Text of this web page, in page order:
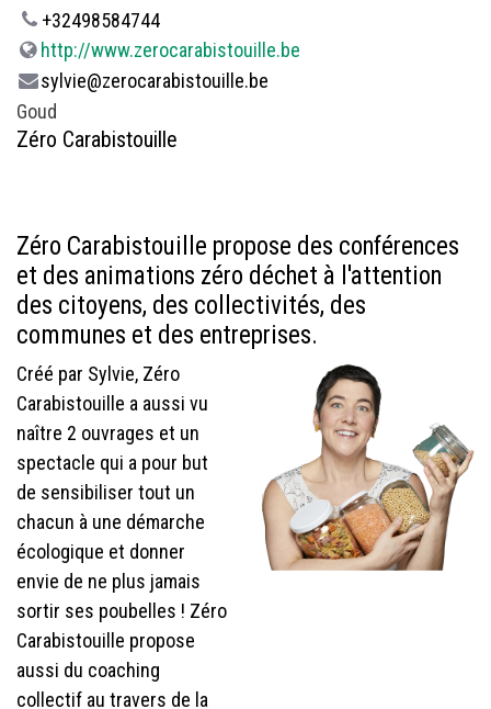
+32498584744
http://www.zerocarabistouille.be
sylvie@zerocarabistouille.be
Goud
Zéro Carabistouille
Zéro Carabistouille propose des conférences
et des animations zéro déchet à l'attention
des citoyens, des collectivités, des
communes et des entreprises.
Créé par Sylvie, Zéro
Carabistouille a aussi vu
naître 2 ouvrages et un
spectacle qui a pour but
de sensibiliser tout un
chacun à une démarche
écologique et donner
envie de ne plus jamais
sortir ses poubelles ! Zéro
Carabistouille propose
aussi du coaching
collectif au travers de la